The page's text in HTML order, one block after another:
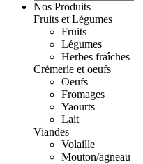
Nos Produits
Fruits et Légumes
Fruits
Légumes
Herbes fraîches
Crèmerie et oeufs
Oeufs
Fromages
Yaourts
Lait
Viandes
Volaille
Mouton/agneau